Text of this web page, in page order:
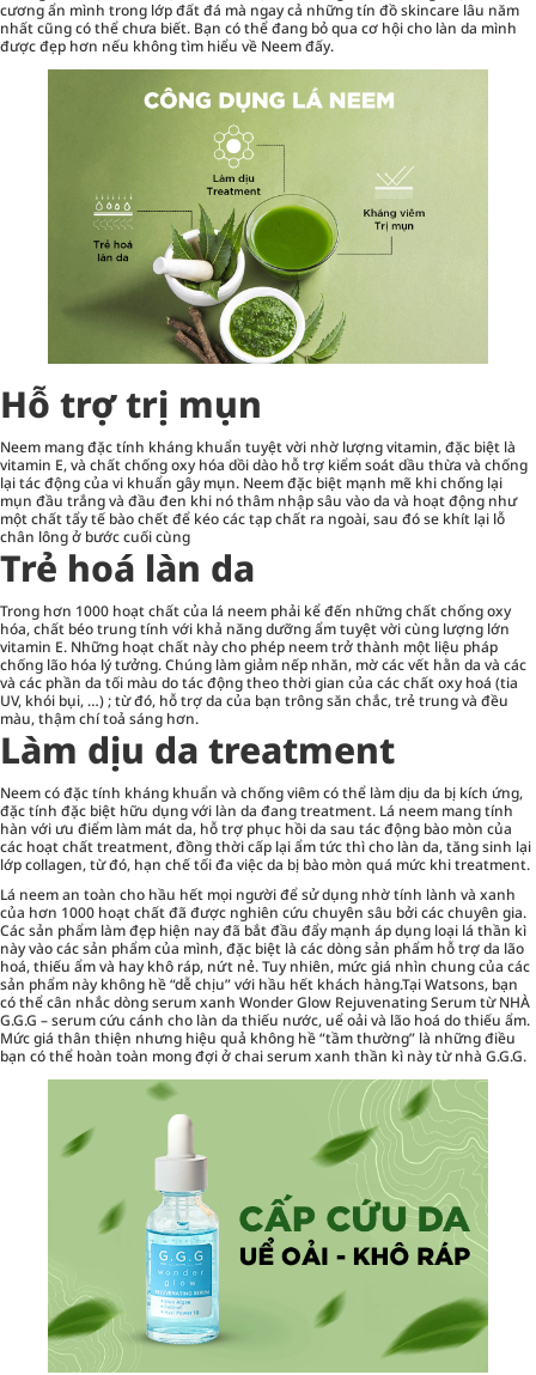
cương ẩn mình trong lớp đất đá mà ngay cả những tín đồ skincare lâu năm
nhất cũng có thể chưa biết. Bạn có thể đang bỏ qua cơ hội cho làn da mình
được đẹp hơn nếu không tìm hiểu về Neem đấy.
Hỗ trợ trị mụn
Neem mang đặc tính kháng khuẩn tuyệt vời nhờ lượng vitamin, đặc biệt là
vitamin E, và chất chống oxy hóa dồi dào hỗ trợ kiểm soát dầu thừa và chống
lại tác động của vi khuẩn gây mụn. Neem đặc biệt mạnh mẽ khi chống lại
mụn đầu trắng và đầu đen khi nó thâm nhập sâu vào da và hoạt động như
một chất tẩy tế bào chết để kéo các tạp chất ra ngoài, sau đó se khít lại lỗ
chân lông ở bước cuối cùng
Trẻ hoá làn da
Trong hơn 1000 hoạt chất của lá neem phải kể đến những chất chống oxy
hóa, chất béo trung tính với khả năng dưỡng ẩm tuyệt vời cùng lượng lớn
vitamin E. Những hoạt chất này cho phép neem trở thành một liệu pháp
chống lão hóa lý tưởng. Chúng làm giảm nếp nhăn, mờ các vết hằn da và các
và các phần da tối màu do tác động theo thời gian của các chất oxy hoá (tia
UV, khói bụi, …) ; từ đó, hỗ trợ da của bạn trông săn chắc, trẻ trung và đều
màu, thậm chí toả sáng hơn.
Làm dịu da treatment
Neem có đặc tính kháng khuẩn và chống viêm có thể làm dịu da bị kích ứng,
đặc tính đặc biệt hữu dụng với làn da đang treatment. Lá neem mang tính
hàn với ưu điểm làm mát da, hỗ trợ phục hồi da sau tác động bào mòn của
các hoạt chất treatment, đồng thời cấp lại ẩm tức thì cho làn da, tăng sinh lại
lớp collagen, từ đó, hạn chế tối đa việc da bị bào mòn quá mức khi treatment.
Lá neem an toàn cho hầu hết mọi người để sử dụng nhờ tính lành và xanh
của hơn 1000 hoạt chất đã được nghiên cứu chuyên sâu bởi các chuyên gia.
Các sản phẩm làm đẹp hiện nay đã bắt đầu đẩy mạnh áp dụng loại lá thần kì
này vào các sản phẩm của mình, đặc biệt là các dòng sản phẩm hỗ trợ da lão
hoá, thiếu ẩm và hay khô ráp, nứt nẻ. Tuy nhiên, mức giá nhìn chung của các
sản phẩm này không hề “dễ chịu” với hầu hết khách hàng.Tại Watsons, bạn
có thể cân nhắc dòng serum xanh Wonder Glow Rejuvenating Serum từ NHÀ
G.G.G – serum cứu cánh cho làn da thiếu nước, uể oải và lão hoá do thiếu ẩm.
Mức giá thân thiện nhưng hiệu quả không hề “tầm thường” là những điều
bạn có thể hoàn toàn mong đợi ở chai serum xanh thần kì này từ nhà G.G.G.